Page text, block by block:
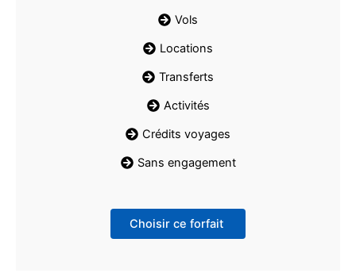
Vols
Locations
Transferts
Activités
Crédits voyages
Sans engagement
Choisir ce forfait